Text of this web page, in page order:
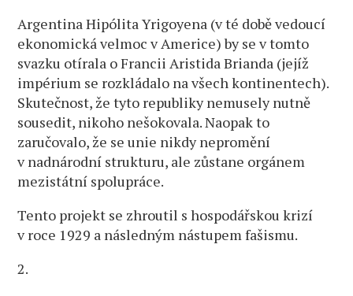
Argentina Hipólita Yrigoyena (v té době vedoucí
ekonomická velmoc v Americe) by se v tomto
svazku otírala o Francii Aristida Brianda (jejíž
impérium se rozkládalo na všech kontinentech).
Skutečnost, že tyto republiky nemusely nutně
sousedit, nikoho nešokovala. Naopak to
zaručovalo, že se unie nikdy nepromění
v nadnárodní strukturu, ale zůstane orgánem
mezistátní spolupráce.
Tento projekt se zhroutil s hospodářskou krizí
v roce 1929 a následným nástupem fašismu.
2.